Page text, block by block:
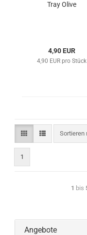
Tray Olive
4,90 EUR
4,90 EUR pro Stück
Sortieren
1
1 bis
Angebote